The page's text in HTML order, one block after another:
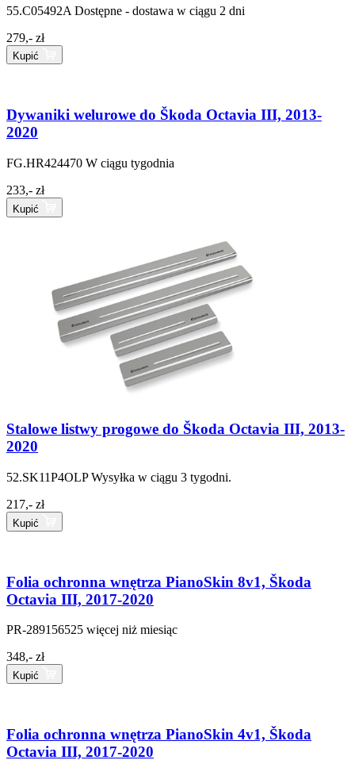
55.C05492A Dostępne - dostawa w ciągu 2 dni
279,- zł
Kupić
Dywaniki welurowe do Škoda Octavia III, 2013-
2020
FG.HR424470 W ciągu tygodnia
233,- zł
Kupić
Stalowe listwy progowe do Škoda Octavia III, 2013-
2020
52.SK11P4OLP Wysyłka w ciągu 3 tygodni.
217,- zł
Kupić
Folia ochronna wnętrza PianoSkin 8v1, Škoda
Octavia III, 2017-2020
PR-289156525 więcej niż miesiąc
348,- zł
Kupić
Folia ochronna wnętrza PianoSkin 4v1, Škoda
Octavia III, 2017-2020